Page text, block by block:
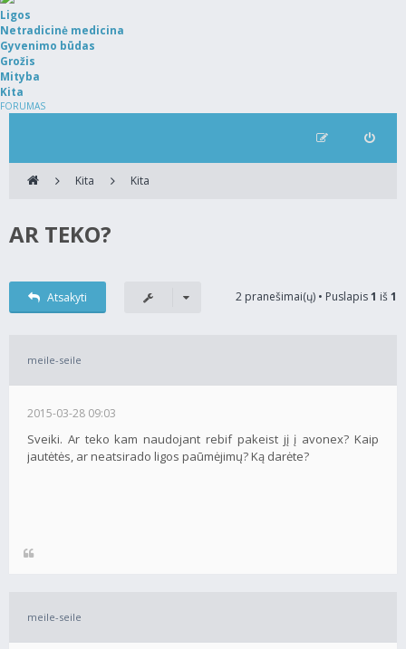
Ligos
Netradicinė medicina
Gyvenimo būdas
Grožis
Mityba
Kita
FORUMAS
Kita Kita
AR TEKO?
Atsakyti 2 pranešimai(ų) • Puslapis1 iš1
meile-seile
2015-03-28 09:03
Sveiki. Ar teko kam naudojant rebif pakeist jį į avonex? Kaip
jautėtės, ar neatsirado ligos paūmėjimų? Ką darėte?
meile-seile